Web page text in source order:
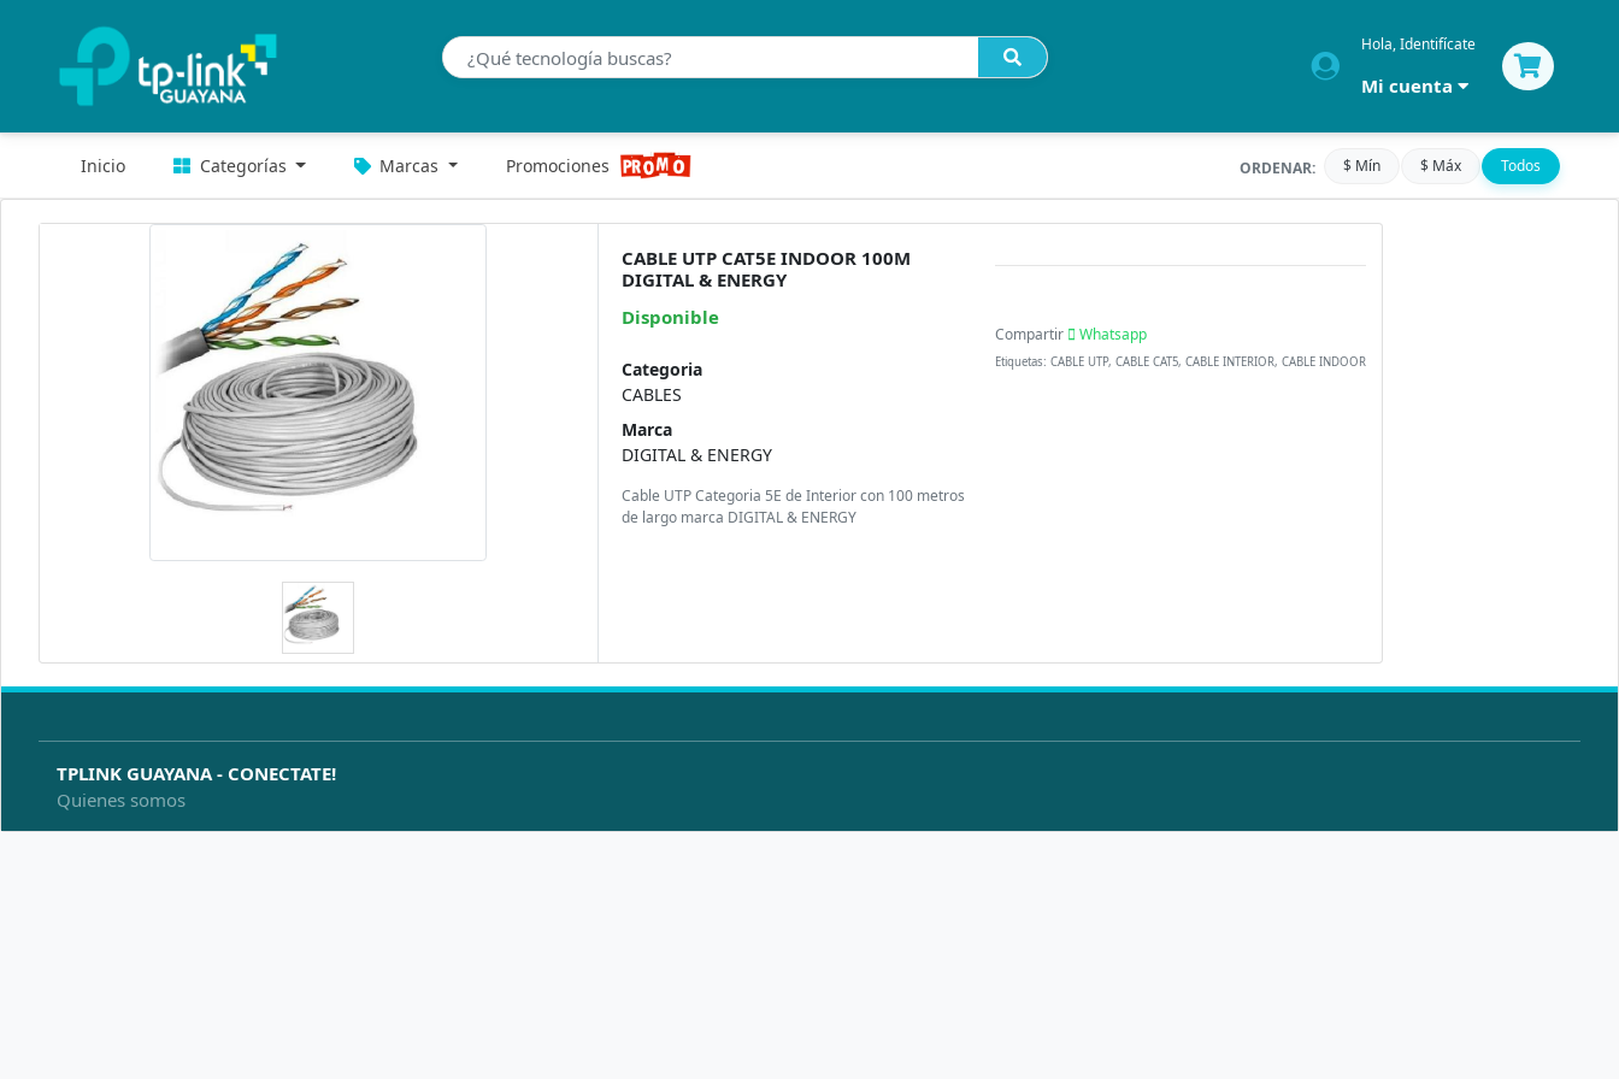
Hola, Identifícate
Mi cuenta
Inicio Categorías Marcas Promociones ORDENAR: $ Mín $ Máx Todos
CABLE UTP CAT5E INDOOR 100M
DIGITAL & ENERGY
Disponible
Categoria
CABLES
Marca
DIGITAL & ENERGY
Cable UTP Categoria 5E de Interior con 100 metros
de largo marca DIGITAL & ENERGY
Compartir Whatsapp
Etiquetas: CABLE UTP, CABLE CAT5, CABLE INTERIOR, CABLE INDOOR
TPLINK GUAYANA - CONECTATE!
Quienes somos